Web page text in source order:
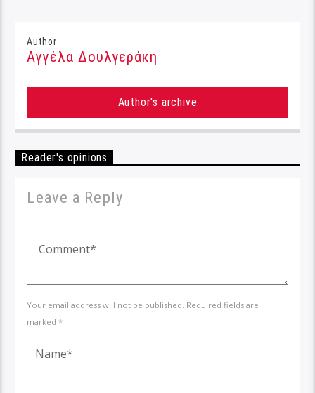
Author
Αγγέλα Δουλγεράκη
Author's archive
Reader's opinions
Leave a Reply
Your email address will not be published. Required fields are
marked *